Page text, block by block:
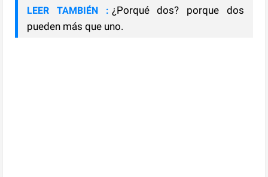
LEER TAMBIÉN : ¿Porqué dos? porque dos
pueden más que uno.